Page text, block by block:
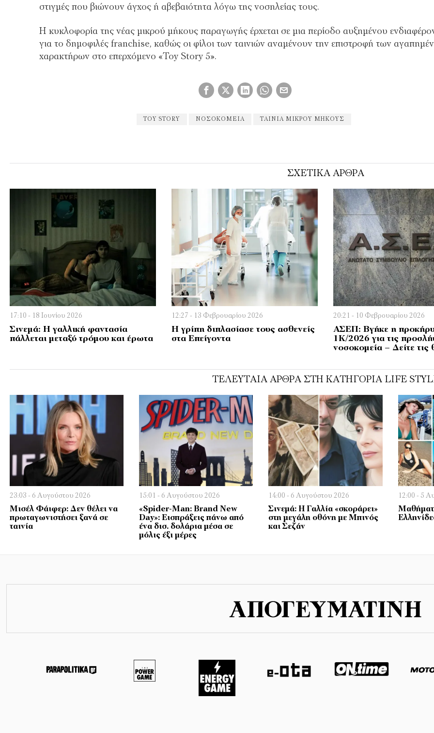
στιγμές που βιώνουν άγχος ή αβεβαιότητα λόγω της νοσηλείας τους.
Η κυκλοφορία της νέας μικρού μήκους παραγωγής έρχεται σε μια περίοδο αυξημένου
για το δημοφιλές franchise, καθώς οι φίλοι των ταινιών αναμένουν την επιστροφή των
χαρακτήρων στο επερχόμενο «Toy Story 5».
TOY STORY ΝΟΣΟΚΟΜΕΙΑ ΤΑΙΝΊΑ ΜΙΚΡΟΎ ΜΉΚΟΥΣ
ΣΧΕΤΙΚΑ ΑΡΘΡΑ
17:10 - 18 Ιουνίου 2026
Σινεμά: Η γαλλική φαντασία
πάλλεται μεταξύ τρόμου και έρωτα
12:27 - 13 Φεβρουαρίου 2026
Η γρίπη διπλασίασε τους ασθενείς
στα Επείγοντα
20:21 - 10 Φεβρουαρίου 2026
ΑΣΕΠ: Βγήκε η
1Κ/2026 για τις
νοσοκομεία – Δείτε τις
ΤΕΛΕΥΤΑΊΑ ΆΡΘΡΑ ΣΤΗ ΚΑΤΗΓΟΡΊΑ LIFE
23:03 - 6 Αυγούστου 2026
Μισέλ Φάιφερ: Δεν θέλει να
πρωταγωνιστήσει ξανά σε
ταινία
15:01 - 6 Αυγούστου 2026
«Spider-Man: Brand New
Day»: Εισπράξεις πάνω από
ένα δισ. δολάρια μέσα σε
μόλις έξι μέρες
14:00 - 6 Αυγούστου 2026
Σινεμά: Η Γαλλία «σκοράρει»
στη μεγάλη οθόνη με Μπινός
και Σεζάν
12:00 - 5